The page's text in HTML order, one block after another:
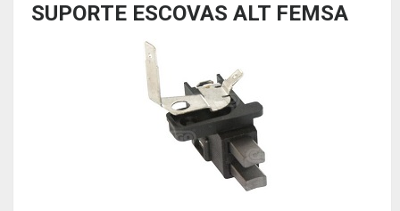
SUPORTE ESCOVAS ALT FEMSA